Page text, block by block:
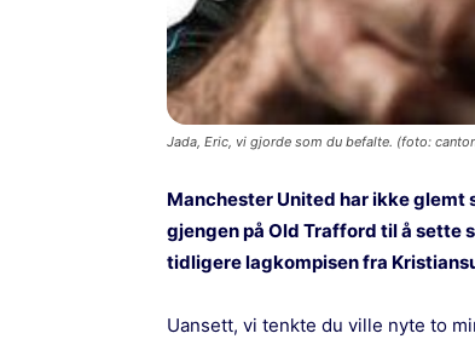
Jada, Eric, vi gjorde som du befalte. (foto:
Manchester United har ikke glemt
gjengen på Old Trafford til å sette
tidligere lagkompisen fra
Uansett, vi tenkte du ville nyte to